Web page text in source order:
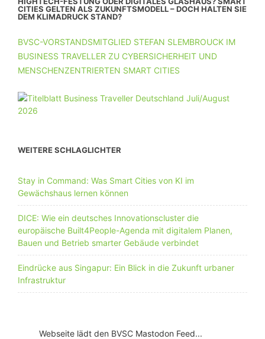
CITIES GELTEN ALS ZUKUNFTSMODELL – DOCH HALTEN SIE
DEM KLIMADRUCK STAND?
BVSC-VORSTANDSMITGLIED STEFAN SLEMBROUCK IM
BUSINESS TRAVELLER ZU CYBERSICHERHEIT UND
MENSCHENZENTRIERTEN SMART CITIES
WEITERE SCHLAGLICHTER
Stay in Command: Was Smart Cities von KI im
Gewächshaus lernen können
DICE: Wie ein deutsches Innovationscluster die
europäische Built4People-Agenda mit digitalem Planen,
Bauen und Betrieb smarter Gebäude verbindet
Eindrücke aus Singapur: Ein Blick in die Zukunft urbaner
Infrastruktur
Webseite lädt den BVSC Mastodon Feed...